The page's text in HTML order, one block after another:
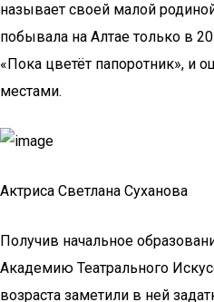
называет своей малой
побывала на Алтае только в
«Пока цветёт папоротник», и
местами.
Актриса Светлана Суханова
Получив начальное
Академию Театрального
возраста заметили в ней